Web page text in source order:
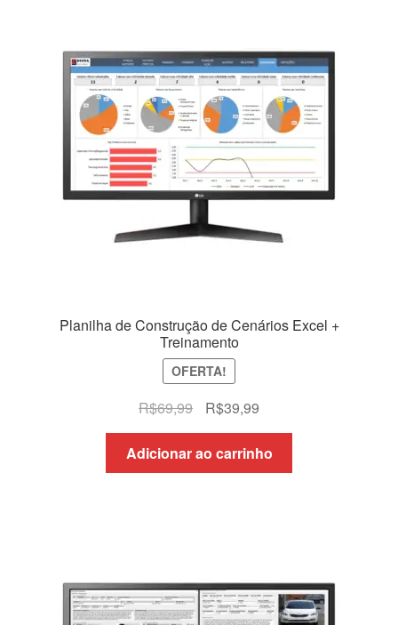
Planilha de Construção de Cenários Excel +
Treinamento
OFERTA!
R$69,99
O
preço
original
era:
R$39,99O
preço
atual
é:
Adicionar ao carrinho